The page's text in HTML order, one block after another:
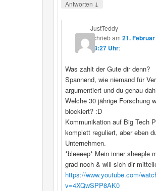
Antworten ↓
JustTeddy
schriebam 21.
13:27 Uhr:
Was zahlt der Gute dir denn?
Spannend, wie niemand für
argumentiert und du genau
Welche 30 jährige Forschung
blockiert? :D
Kommunikation auf Big Tech
komplett reguliert, aber eben
Unternehmen.
*bleeeep* Mein inner sheeple
grad noch & will sich dir
https://www.youtube.com/
v=4XQwSPP8AK0